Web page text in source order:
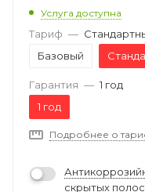
Услуга доступна
Тариф —
Базовый
Гарантия — 1 год
1 год
Подробнее о
скрытых